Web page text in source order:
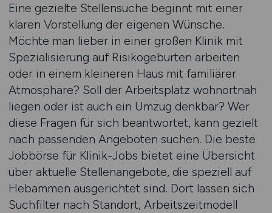
Eine gezielte Stellensuche beginnt mit einer
klaren Vorstellung der eigenen Wünsche.
Möchte man lieber in einer großen Klinik mit
Spezialisierung auf Risikogeburten arbeiten
oder in einem kleineren Haus mit familiärer
Atmosphäre? Soll der Arbeitsplatz wohnortnah
liegen oder ist auch ein Umzug denkbar? Wer
diese Fragen für sich beantwortet, kann gezielt
nach passenden Angeboten suchen. Die beste
Jobbörse für Klinik-Jobs bietet eine Übersicht
über aktuelle Stellenangebote, die speziell auf
Hebammen ausgerichtet sind. Dort lassen sich
Suchfilter nach Standort, Arbeitszeitmodell